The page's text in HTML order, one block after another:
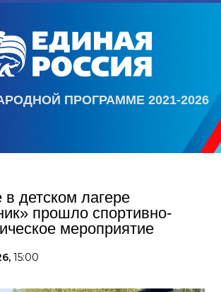
ПРОГРАММЕ 2021-2026
в детском лагере
прошло спортивно-
мероприятие
15:00